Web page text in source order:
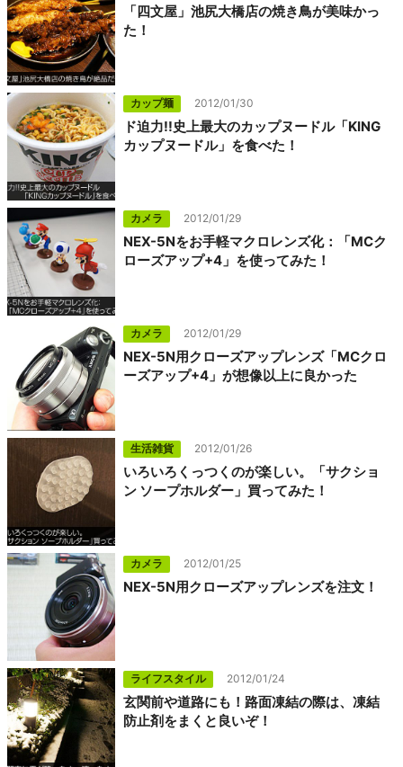
「四文屋」池尻大橋店の焼き鳥が美味かっ
た！
カップ麺 2012/01/30
ド迫力!!史上最大のカップヌードル「KING
カップヌードル」を食べた！
カメラ 2012/01/29
NEX-5Nをお手軽マクロレンズ化：「MCク
ローズアップ+4」を使ってみた！
カメラ 2012/01/29
NEX-5N用クローズアップレンズ「MCクロ
ーズアップ+4」が想像以上に良かった
生活雑貨 2012/01/26
いろいろくっつくのが楽しい。「サクショ
ン ソープホルダー」買ってみた！
カメラ 2012/01/25
NEX-5N用クローズアップレンズを注文！
ライフスタイル 2012/01/24
玄関前や道路にも！路面凍結の際は、凍結
防止剤をまくと良いぞ！